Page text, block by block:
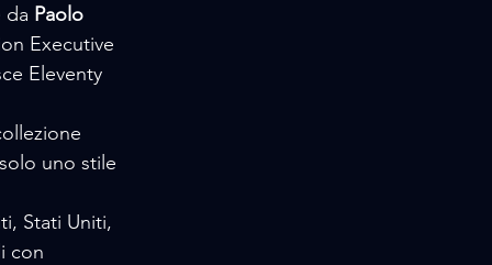
da Paolo
Executive
Eleventy
uno stile
Stati Uniti,
con